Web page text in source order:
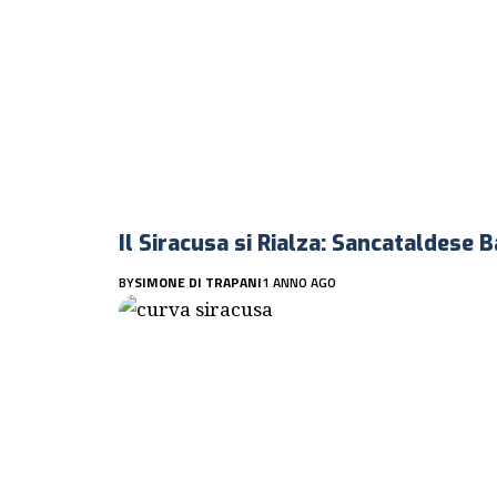
Il Siracusa si Rialza: Sancataldese
BYSIMONE DI TRAPANI1 ANNO AGO